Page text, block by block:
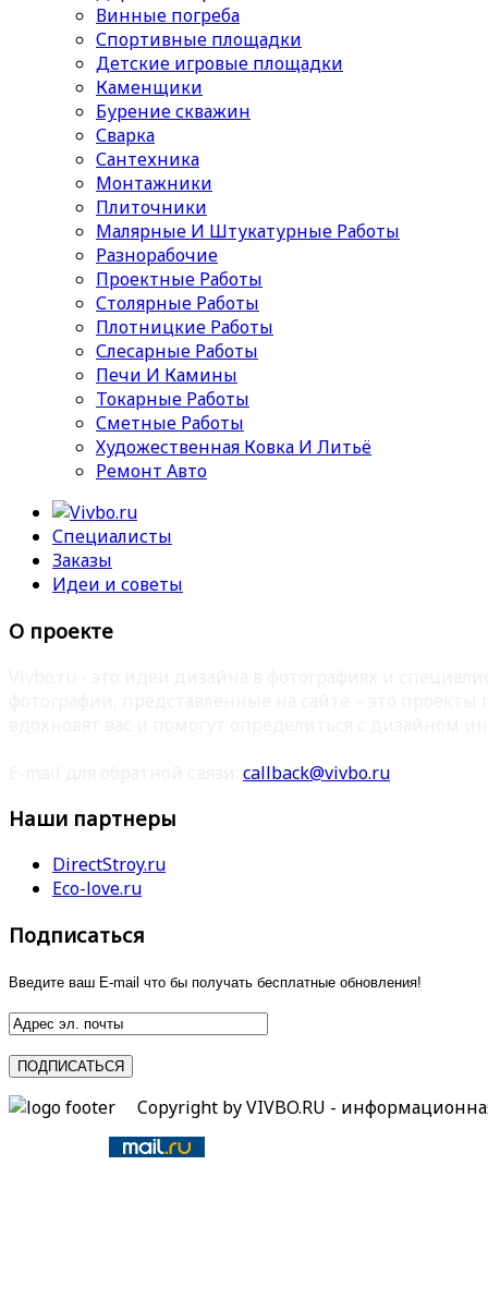
Винные погреба
Спортивные площадки
Детские игровые площадки
Каменщики
Бурение скважин
Сварка
Сантехника
Монтажники
Плиточники
Малярные И Штукатурные Работы
Разнорабочие
Проектные Работы
Столярные Работы
Плотницкие Работы
Слесарные Работы
Печи И Камины
Токарные Работы
Сметные Работы
Художественная Ковка И Литьё
Ремонт Авто
Специалисты
Заказы
Идеи и советы
О проекте
callback@vivbo.ru
Наши партнеры
DirectStroy.ru
Eco-love.ru
Подписаться
Введите ваш E-mail что бы получать бесплатные обновления!
Copyright by VIVBO.RU -